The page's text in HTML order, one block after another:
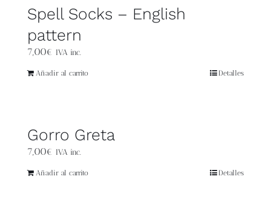
Newsletter
Spell Socks – English
pattern
7,00€ IVA inc.
Añadir al carrito Detalles
Gorro Greta
7,00€ IVA inc.
Añadir al carrito Detalles